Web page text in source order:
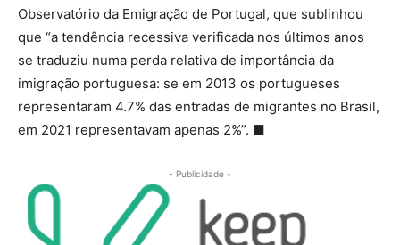
Observatório da Emigração de Portugal, que sublinhou
que “a tendência recessiva verificada nos últimos anos
se traduziu numa perda relativa de importância da
imigração portuguesa: se em 2013 os portugueses
representaram 4.7% das entradas de migrantes no Brasil,
em 2021 representavam apenas 2%”. ■
- Publicidade -